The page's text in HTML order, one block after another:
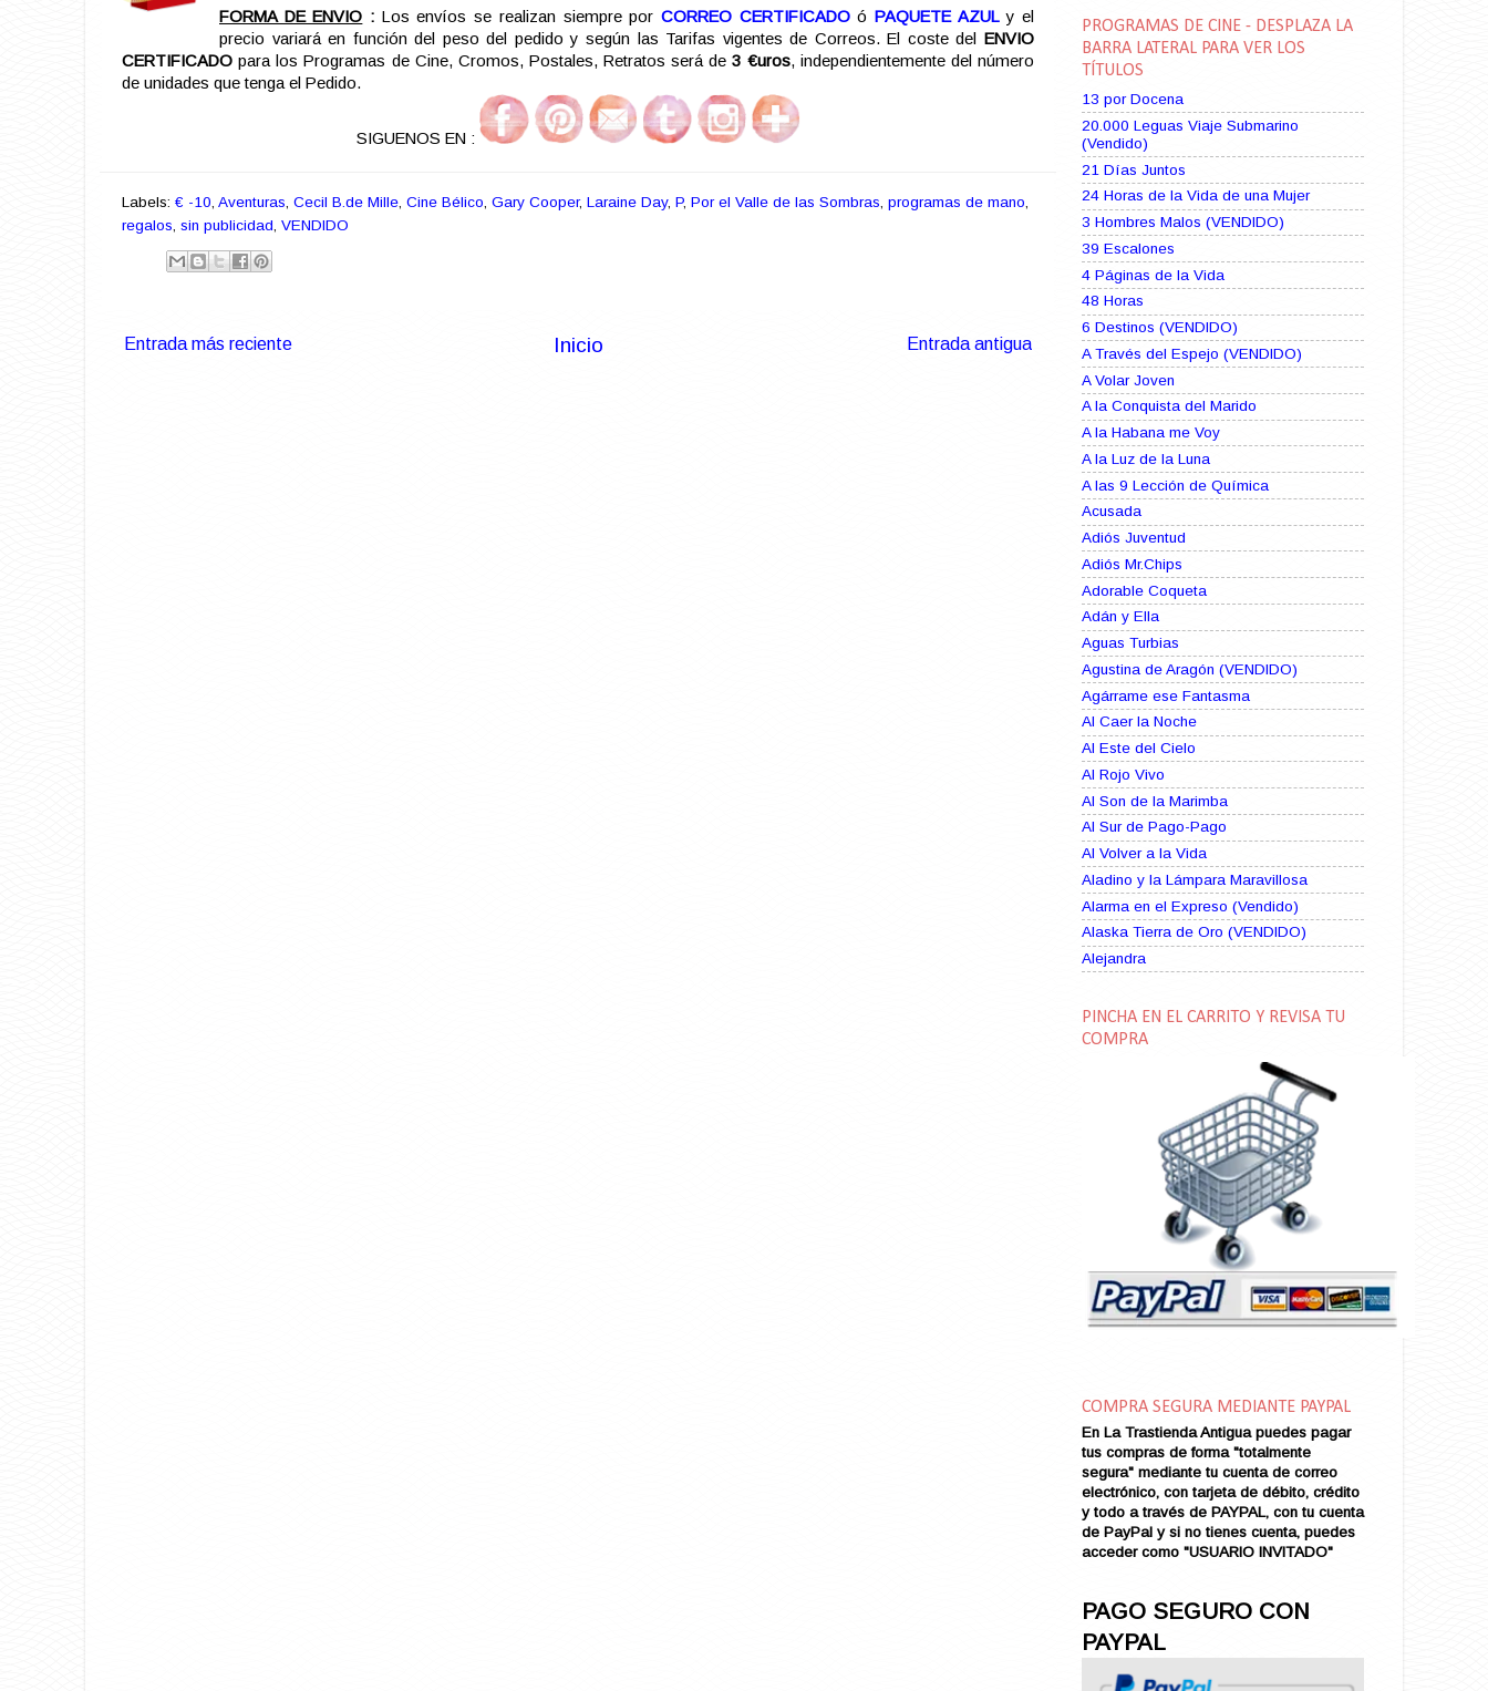
FORMA DE ENVIO : Los envíos se realizan siempre por CORREO CERTIFICADOó PAQUETE AZULy el
precio variará en función del peso del pedido y según las Tarifas vigentes de Correos. El coste del ENVIO
CERTIFICADO para los Programas de Cine, Cromos, Postales, Retratos será de 3 €uros, independientemente del número
de unidades que tenga el Pedido.
SIGUENOS EN :
Labels: € -10 Aventuras Cecil B.de Mille Cine Bélico Gary Cooper, Laraine Day, P, Por el Valle de las Sombras programas de mano
regalos sin publicidad VENDIDO
Entrada más reciente Entrada antigua
Inicio
PROGRAMAS DE CINE - DESPLAZA LA
BARRA LATERAL PARA VER LOS
TÍTULOS
13 por Docena
20.000 Leguas Viaje Submarino
(Vendido)
21 Días Juntos
24 Horas de la Vida de una Mujer
3 Hombres Malos (VENDIDO)
39 Escalones
4 Páginas de la Vida
48 Horas
6 Destinos (VENDIDO)
A Través del Espejo (VENDIDO)
A Volar Joven
A la Conquista del Marido
A la Habana me Voy
A la Luz de la Luna
A las 9 Lección de Química
Acusada
Adiós Juventud
Adiós Mr.Chips
Adorable Coqueta
Adán y Ella
Aguas Turbias
Agustina de Aragón (VENDIDO)
Agárrame ese Fantasma
Al Caer la Noche
Al Este del Cielo
Al Rojo Vivo
Al Son de la Marimba
Al Sur de Pago-Pago
Al Volver a la Vida
Aladino y la Lámpara Maravillosa
Alarma en el Expreso (Vendido)
Alaska Tierra de Oro (VENDIDO)
Alejandra
Alma Zíngara
Alma en Suplicio (VENDIDO)
Amame esta Noche (VENDIDO)
Amanda La Paciente Peligrosa
Amarga Victoria
Amor a Medianoche
Amor en Conserva (VENDIDO)
Amor que Mata
Amor sin Refugio
Ana Karenina
Ana de Brooklyn
Ana y El Rey de Siam
Anatomía de un Asesinato
Andrés Harvey Millonario (VENDIDO)
Andrés Harvey Tenorio
Ansia de Amor (VENDIDO)
Aníbal
PINCHA EN EL CARRITO Y REVISA TU
COMPRA
COMPRA SEGURA MEDIANTE PAYPAL
En La Trastienda Antigua puedes pagar
tus compras de forma "totalmente
segura" mediante tu cuenta de correo
electrónico, con tarjeta de débito, crédito
y todo a través de PAYPAL, con tu cuenta
de PayPal y si no tienes cuenta, puedes
acceder como "USUARIO INVITADO"
PAGO SEGURO CON
PAYPAL